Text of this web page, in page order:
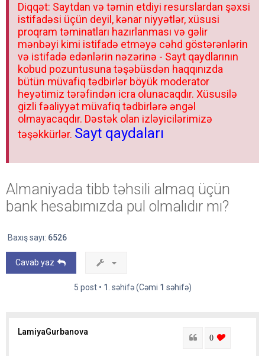
Diqqət: Saytdan və təmin etdiyi resurslardan şəxsi
istifadəsi üçün deyil, kənar niyyətlər, xüsusi
proqram təminatları hazırlanması və gəlir
mənbəyi kimi istifadə etməyə cəhd göstərənlərin
və istifadə edənlərin nəzərinə - Sayt qaydlarının
kobud pozuntusuna təşəbüsdən haqqınızda
bütün müvafiq tədbirlər böyük moderator
heyətimiz tərəfindən icra olunacaqdır. Xüsusilə
gizli fəaliyyət müvafiq tədbirlərə əngəl
olmayacaqdır. Dəstək olan izləyicilərimizə
təşəkkürlər. Sayt qaydaları
Almaniyada tibb təhsili almaq üçün
bank hesabımızda pul olmalıdır mı?
Baxış sayı: 6526
Cavab yaz
5 post • 1 . səhifə (Cəmi 1 səhifə)
LamiyaGurbanova
Sitat
0